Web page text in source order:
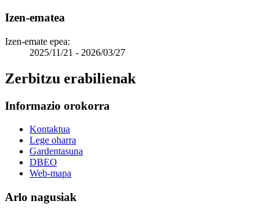
Izen-ematea
Izen-emate epea:
2025/11/21 - 2026/03/27
Zerbitzu erabilienak
Informazio orokorra
Kontaktua
Lege oharra
Gardentasuna
DBEO
Web-mapa
Arlo nagusiak